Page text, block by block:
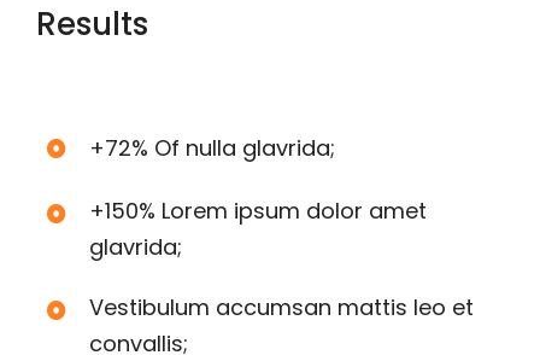
Results
+72% Of nulla glavrida;
+150% Lorem ipsum dolor amet
glavrida;
Vestibulum accumsan mattis leo et
convallis;